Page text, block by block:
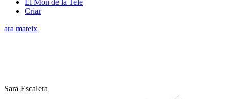
Criar
ara mateix
Sara Escalera